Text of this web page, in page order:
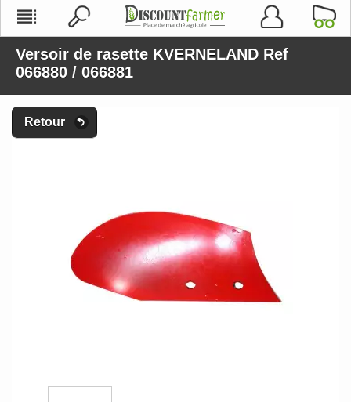
Versoir de rasette KVERNELAND Ref
066880 / 066881
Retour